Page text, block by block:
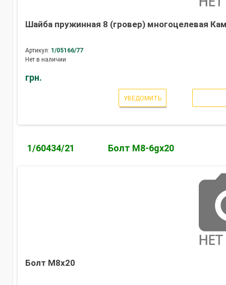
Шайба пружинная 8 (гровер) многоцелевая
Артикул: 1/05166/77
Нет в наличии
грн.
УВЕДОМИТЬ
1/60434/21 Болт М8-6gх20
Болт М8х20